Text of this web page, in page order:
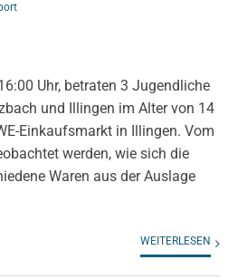
Uhr, betraten 3 Jugendliche
und Illingen im Alter von 14
Einkaufsmarkt in Illingen. Vom
werden, wie sich die
Waren aus der Auslage
WEITERLESEN